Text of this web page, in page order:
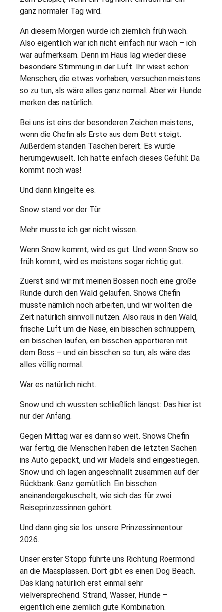
ganz normaler Tag wird.
An diesem Morgen wurde ich ziemlich früh wach.
Also eigentlich war ich nicht einfach nur wach – ich
war aufmerksam. Denn im Haus lag wieder diese
besondere Stimmung in der Luft. Ihr wisst schon:
Menschen, die etwas vorhaben, versuchen meistens
so zu tun, als wäre alles ganz normal. Aber wir Hunde
merken das natürlich.
Bei uns ist eins der besonderen Zeichen meistens,
wenn die Chefin als Erste aus dem Bett steigt.
Außerdem standen Taschen bereit. Es wurde
herumgewuselt. Ich hatte einfach dieses Gefühl: Da
kommt noch was!
Und dann klingelte es.
Snow stand vor der Tür.
Mehr musste ich gar nicht wissen.
Wenn Snow kommt, wird es gut. Und wenn Snow so
früh kommt, wird es meistens sogar richtig gut.
Zuerst sind wir mit meinen Bossen noch eine große
Runde durch den Wald gelaufen. Snows Chefin
musste nämlich noch arbeiten, und wir wollten die
Zeit natürlich sinnvoll nutzen. Also raus in den Wald,
frische Luft um die Nase, ein bisschen schnuppern,
ein bisschen laufen, ein bisschen apportieren mit
dem Boss – und ein bisschen so tun, als wäre das
alles völlig normal.
War es natürlich nicht.
Snow und ich wussten schließlich längst: Das hier ist
nur der Anfang.
Gegen Mittag war es dann so weit. Snows Chefin
war fertig, die Menschen haben die letzten Sachen
ins Auto gepackt, und wir Mädels sind eingestiegen.
Snow und ich lagen angeschnallt zusammen auf der
Rückbank. Ganz gemütlich. Ein bisschen
aneinandergekuschelt, wie sich das für zwei
Reiseprinzessinnen gehört.
Und dann ging sie los: unsere Prinzessinnentour
2026.
Unser erster Stopp führte uns Richtung Roermond
an die Maasplassen. Dort gibt es einen Dog Beach.
Das klang natürlich erst einmal sehr
vielversprechend. Strand, Wasser, Hunde –
eigentlich eine ziemlich gute Kombination.